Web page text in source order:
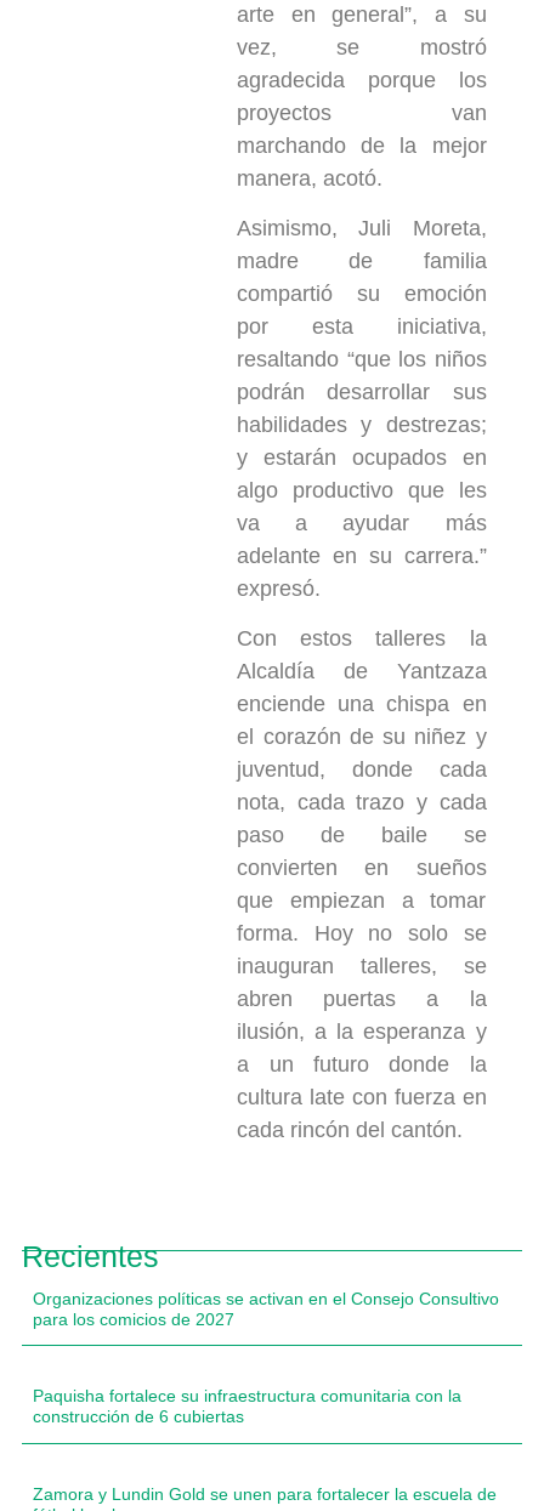
arte en general”, a su
vez, se mostró
agradecida porque los
proyectos van
marchando de la mejor
manera, acotó.
Asimismo, Juli Moreta,
madre de familia
compartió su emoción
por esta iniciativa,
resaltando “que los niños
podrán desarrollar sus
habilidades y destrezas;
y estarán ocupados en
algo productivo que les
va a ayudar más
adelante en su carrera.”
expresó.
Con estos talleres la
Alcaldía de Yantzaza
enciende una chispa en
el corazón de su niñez y
juventud, donde cada
nota, cada trazo y cada
paso de baile se
convierten en sueños
que empiezan a tomar
forma. Hoy no solo se
inauguran talleres, se
abren puertas a la
ilusión, a la esperanza y
a un futuro donde la
cultura late con fuerza en
cada rincón del cantón.
Recientes
Organizaciones políticas se activan en el Consejo Consultivo
para los comicios de 2027
Paquisha fortalece su infraestructura comunitaria con la
construcción de 6 cubiertas
Zamora y Lundin Gold se unen para fortalecer la escuela de